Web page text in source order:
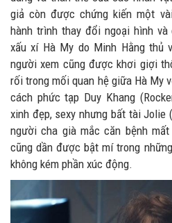
giả còn được chứng kiến một
hành trình thay đổi ngoại hình
xấu xí Hà My do Minh Hằng thủ
người xem cũng được khơi giợi
rối trong mối quan hệ giữa Hà My
cách phức tạp Duy Khang
xinh đẹp, sexy nhưng bất tài Jolie
người cha già mắc căn bệnh
cũng dần được bật mí trong
không kém phần xúc động.